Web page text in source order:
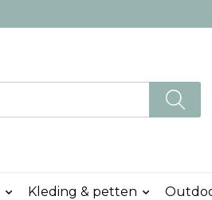
Kleding & petten